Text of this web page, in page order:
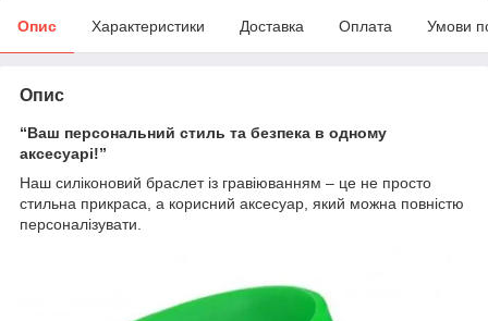
Опис Характеристики Доставка Оплата Умови
Опис
“Ваш персональний стиль та безпека в одному
аксесуарі!”
Наш силіконовий браслет із гравіюванням – це не просто
стильна прикраса, а корисний аксесуар, який можна повністю
персоналізувати.